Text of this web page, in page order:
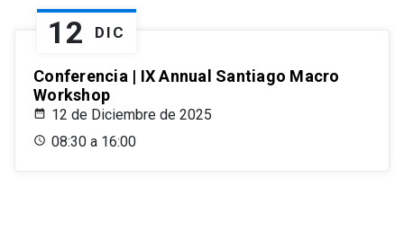
12 DIC
Conferencia | IX Annual Santiago Macro
Workshop
12 de Diciembre de 2025
08:30 a 16:00